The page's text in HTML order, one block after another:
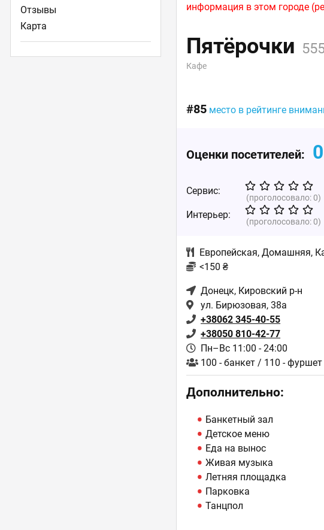
информация в этом городе
Пятёрочки
Кафе
#85 место в рейтинге
Оценки посетителей: 0
Сервис:
(проголосовало:0)
Интерьер:
(проголосовало:0)
Европейская,Домашняя,
<150 ₴
Донецк, Кировский р-н
ул. Бирюзовая, 38а
+38062 345-40-55
+38050 810-42-77
Пн–Вс 11:00 - 24:00
100 - банкет / 110 - фуршет
Дополнительно:
Банкетный зал
Детское меню
Еда на вынос
Живая музыка
Летняя площадка
Парковка
Танцпол
Отзывы
Карта